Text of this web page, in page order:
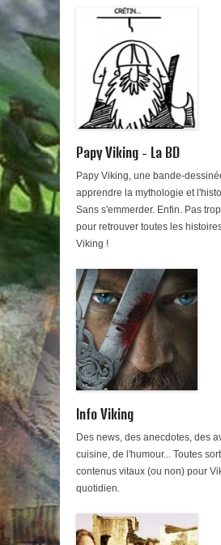
Papy Viking - La BD
Papy Viking, une bande-
apprendre la mythologie et
Sans s'emmerder. Enfin. Pas
pour retrouver toutes les
Viking !
Info Viking
Des news, des anecdotes, des
cuisine, de l'humour... Toutes
contenus vitaux (ou non) pour
quotidien.